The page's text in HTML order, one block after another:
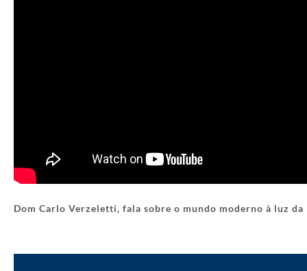
Dom Carlo Verzeletti, fala sobre o mundo moderno à luz da